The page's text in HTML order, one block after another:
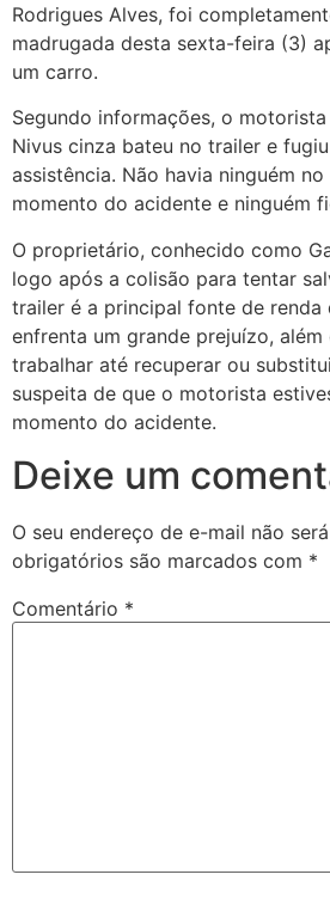
Rodrigues Alves, foi
madrugada desta sexta-feira (3)
um carro.
Segundo informações, o
Nivus cinza bateu no trailer e
assistência. Não havia ninguém
momento do acidente e ninguém
O proprietário, conhecido como
logo após a colisão para tentar
trailer é a principal fonte de renda
enfrenta um grande prejuízo,
trabalhar até recuperar ou
suspeita de que o motorista
momento do acidente.
Deixe um
O seu endereço de e-mail não
obrigatórios são marcados com *
Comentário *